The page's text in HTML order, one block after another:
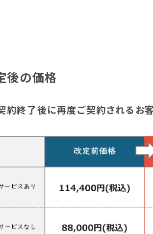
後の価格
約終了後に再度ご契約されるお客